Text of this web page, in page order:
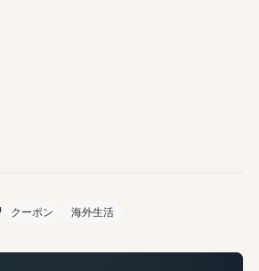
クーポン 海外生活